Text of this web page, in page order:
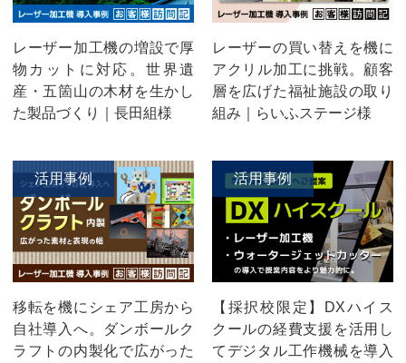
レーザー加工機の増設で厚
物カットに対応。世界遺
産・五箇山の木材を生かし
た製品づくり｜長田組様
レーザーの買い替えを機に
アクリル加工に挑戦。顧客
層を広げた福祉施設の取り
組み｜らいふステージ様
活用事例
移転を機にシェア工房から
自社導入へ。ダンボールク
ラフトの内製化で広がった
活用事例
【採択校限定】DXハイス
クールの経費支援を活用し
てデジタル工作機械を導入